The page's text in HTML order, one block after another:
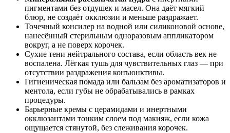
пигментами без отдушек и масел. Она даёт мягкий
блюр, не создаёт окклюзии и меньше раздражает.
Точечный консилер на водной или силиконовой основе,
нанесённый стерильным одноразовым аппликатором
вокруг, а не поверх корочек.
Сухие тени нейтрального состава, если область век не
воспалена. Лёгкая тушь для чувствительных глаз — при
отсутствии раздражения конъюнктивы.
Гигиеническая помада или бальзам без ароматизаторов и
ментола, если губы не обрабатывались в рамках
процедуры.
Барьерные кремы с церамидами и инертными
окклюзантами тонким слоем под макияж, если кожа
ощущается стянутой, без слеживания корочек.